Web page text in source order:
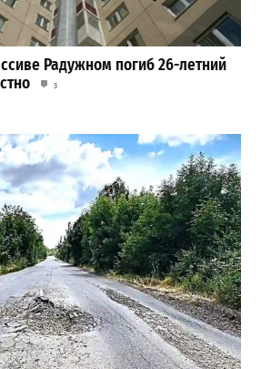
Радужном погиб 26-летний
3